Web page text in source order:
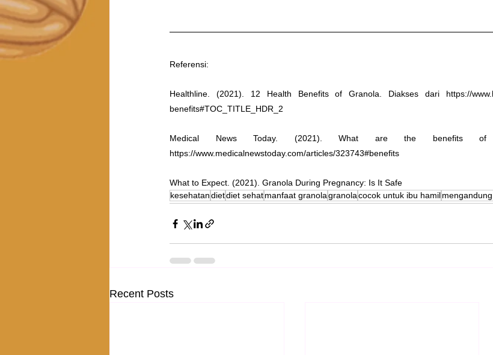
Referensi:
Healthline. (2021). 12 Health Benefits of Granola. Diakses dari https://
benefits#TOC_TITLE_HDR_2
Medical News Today. (2021). What are the benefits of
https://www.medicalnewstoday.com/articles/323743#benefits
What to Expect. (2021). Granola During Pregnancy: Is It Safe
kesehatandietdiet sehatmanfaat granolagranolacocok untuk ibu hamil
Recent Posts